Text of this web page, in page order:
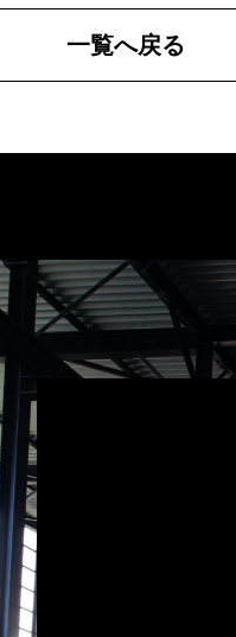
一覧へ戻る